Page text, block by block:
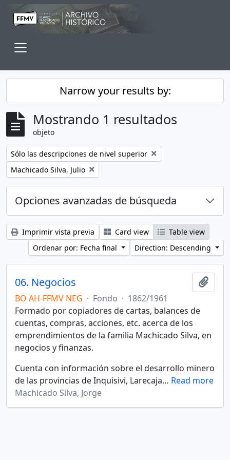
Skip to main content
Narrow your results by:
Mostrando 1 resultados
objeto
Remove filter:
Sólo las descripciones de nivel superior
Remove filter:
Machicado Silva, Julio
Opciones avanzadas de búsqueda
Imprimir vista previa Card view
Table view
Ordenar por: Fecha final
Direction: Descending
06. Negocios
BO AH-FFMV NEG · Fondo · 1862/1961
Formado por copiadores de cartas, balances de
cuentas, compras, acciones, etc. acerca de los
emprendimientos de la familia Machicado Silva, en
negocios y finanzas.
Cuenta con información sobre el desarrollo minero
de las provincias de Inquisivi, Larecaja… Read more
Machicado Silva, Jorge